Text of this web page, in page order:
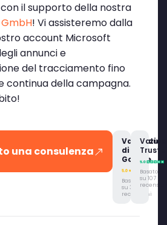
con il supporto della nostra
! Vi assisteremo dalla
account Microsoft
annunci e
del tracciamento fino
continua della campagna.
una consulenza
di
Google
Basato
su 315
recensioni
Basato
su 107